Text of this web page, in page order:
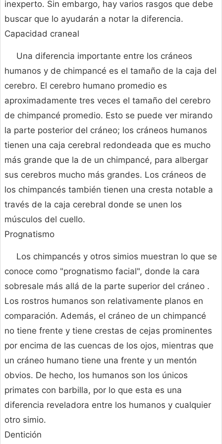
inexperto. Sin embargo, hay varios rasgos que debe
buscar que lo ayudarán a notar la diferencia.
Capacidad craneal
Una diferencia importante entre los cráneos
humanos y de chimpancé es el tamaño de la caja del
cerebro. El cerebro humano promedio es
aproximadamente tres veces el tamaño del cerebro
de chimpancé promedio. Esto se puede ver mirando
la parte posterior del cráneo; los cráneos humanos
tienen una caja cerebral redondeada que es mucho
más grande que la de un chimpancé, para albergar
sus cerebros mucho más grandes. Los cráneos de
los chimpancés también tienen una cresta notable a
través de la caja cerebral donde se unen los
músculos del cuello.
Prognatismo
Los chimpancés y otros simios muestran lo que se
conoce como "prognatismo facial", donde la cara
sobresale más allá de la parte superior del cráneo .
Los rostros humanos son relativamente planos en
comparación. Además, el cráneo de un chimpancé
no tiene frente y tiene crestas de cejas prominentes
por encima de las cuencas de los ojos, mientras que
un cráneo humano tiene una frente y un mentón
obvios. De hecho, los humanos son los únicos
primates con barbilla, por lo que esta es una
diferencia reveladora entre los humanos y cualquier
otro simio.
Dentición